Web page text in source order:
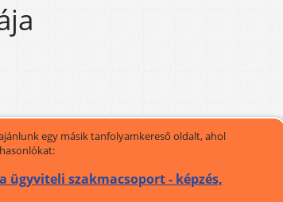
egy másik tanfolyamkereső oldalt, ahol
ügyviteli szakmacsoport - képzés,